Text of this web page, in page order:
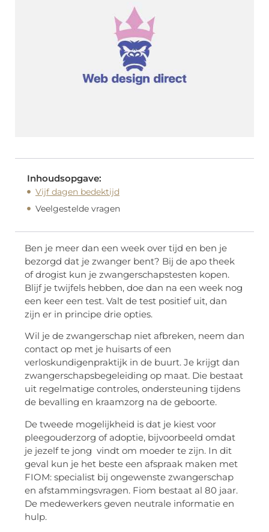
Inhoudsopgave:
Vijf dagen bedektijd
Veelgestelde vragen
Ben je meer dan een week over tijd en ben je
bezorgd dat je zwanger bent? Bij de apo theek
of drogist kun je zwangerschapstesten kopen.
Blijf je twijfels hebben, doe dan na een week nog
een keer een test. Valt de test positief uit, dan
zijn er in principe drie opties.
Wil je de zwangerschap niet afbreken, neem dan
contact op met je huisarts of een
verloskundigenpraktijk in de buurt. Je krijgt dan
zwangerschapsbegeleiding op maat. Die bestaat
uit regelmatige controles, ondersteuning tijdens
de bevalling en kraamzorg na de geboorte.
De tweede mogelijkheid is dat je kiest voor
pleegouderzorg of adoptie, bijvoorbeeld omdat
je jezelf te jong vindt om moeder te zijn. In dit
geval kun je het beste een afspraak maken met
FIOM: specialist bij ongewenste zwangerschap
en afstammingsvragen. Fiom bestaat al 80 jaar.
De medewerkers geven neutrale informatie en
hulp.